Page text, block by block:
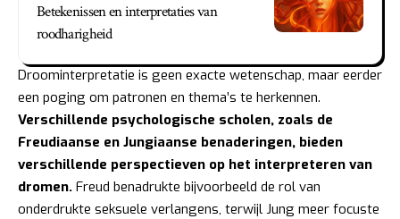
Betekenissen en interpretaties van
roodharigheid
Droominterpretatie is geen exacte wetenschap, maar eerder
een poging om patronen en thema’s te herkennen.
Verschillende psychologische scholen, zoals de
Freudiaanse en Jungiaanse benaderingen, bieden
verschillende perspectieven op het interpreteren van
dromen. Freud benadrukte bijvoorbeeld de rol van
onderdrukte seksuele verlangens, terwijl Jung meer focuste